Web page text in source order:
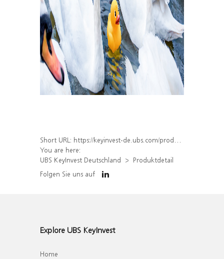
Short URL: https://keyinvest-de.ubs.com/produkt/detail/index/isin/DE000WA7W473
You are here:
UBS KeyInvest Deutschland
Produktdetail
Folgen Sie uns auf
Explore UBS KeyInvest
Home